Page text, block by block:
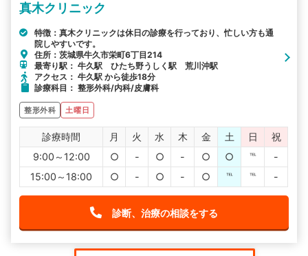
真木クリニック
特徴：真木クリニックは休日の診療を行っており、忙しい方も通
院しやすいです。
住所：茨城県牛久市栄町6丁目214
最寄り駅： 牛久駅 ひたち野うしく駅 荒川沖駅
アクセス： 牛久駅 から徒歩18分
診療科目： 整形外科/内科/皮膚科
整形外科 土曜日
診療時間 月 火 水 木 金 土 日
祝
9:00～12:00
○ - ○ - ○ ○ ℡
-
15:00～18:00
○ - ○ - ○ ℡ ℡ -
診断、治療の相談をする